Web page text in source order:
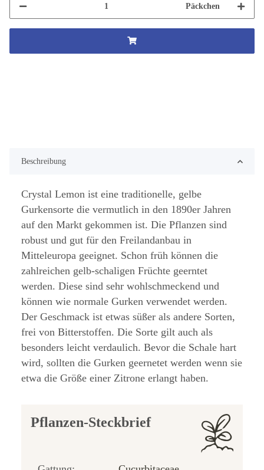
Päckchen
Beschreibung
Crystal Lemon ist eine traditionelle, gelbe
Gurkensorte die vermutlich in den 1890er Jahren
auf den Markt gekommen ist. Die Pflanzen sind
robust und gut für den Freilandanbau in
Mitteleuropa geeignet. Schon früh können die
zahlreichen gelb-schaligen Früchte geerntet
werden. Diese sind sehr wohlschmeckend und
können wie normale Gurken verwendet werden.
Der Geschmack ist etwas süßer als andere Sorten,
frei von Bitterstoffen. Die Sorte gilt auch als
besonders leicht verdaulich. Bevor die Schale hart
wird, sollten die Gurken geernetet werden wenn sie
etwa die Größe einer Zitrone erlangt haben.
Pflanzen-Steckbrief